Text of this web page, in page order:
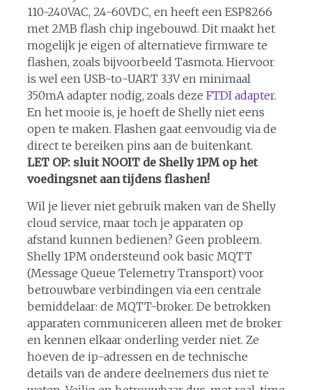
110-240VAC, 24-60VDC, en heeft een ESP8266
met 2MB flash chip ingebouwd. Dit maakt het
mogelijk je eigen of alternatieve firmware te
flashen, zoals bijvoorbeeld Tasmota. Hiervoor
is wel een USB-to-UART 3.3V en minimaal
350mA adapter nodig, zoals deze FTDI adapter.
En het mooie is, je hoeft de Shelly niet eens
open te maken. Flashen gaat eenvoudig via de
direct te bereiken pins aan de buitenkant.
LET OP: sluit NOOIT de Shelly 1PM op het
voedingsnet aan tijdens flashen!
Wil je liever niet gebruik maken van de Shelly
cloud service, maar toch je apparaten op
afstand kunnen bedienen? Geen probleem.
Shelly 1PM ondersteund ook basic MQTT
(Message Queue Telemetry Transport) voor
betrouwbare verbindingen via een centrale
bemiddelaar: de MQTT-broker. De betrokken
apparaten communiceren alleen met de broker
en kennen elkaar onderling verder niet. Ze
hoeven de ip-adressen en de technische
details van de andere deelnemers dus niet te